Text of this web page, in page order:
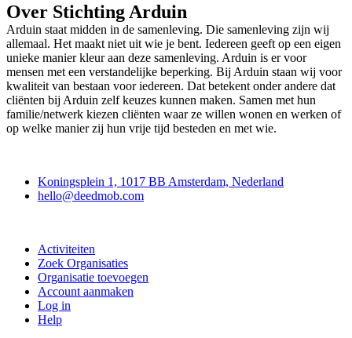
Over Stichting Arduin
Arduin staat midden in de samenleving. Die samenleving zijn wij
allemaal. Het maakt niet uit wie je bent. Iedereen geeft op een eigen
unieke manier kleur aan deze samenleving. Arduin is er voor
mensen met een verstandelijke beperking. Bij Arduin staan wij voor
kwaliteit van bestaan voor iedereen. Dat betekent onder andere dat
cliënten bij Arduin zelf keuzes kunnen maken. Samen met hun
familie/netwerk kiezen cliënten waar ze willen wonen en werken of
op welke manier zij hun vrije tijd besteden en met wie.
Koningsplein 1, 1017 BB Amsterdam, Nederland
hello@deedmob.com
Activiteiten
Zoek Organisaties
Organisatie toevoegen
Account aanmaken
Log in
Help